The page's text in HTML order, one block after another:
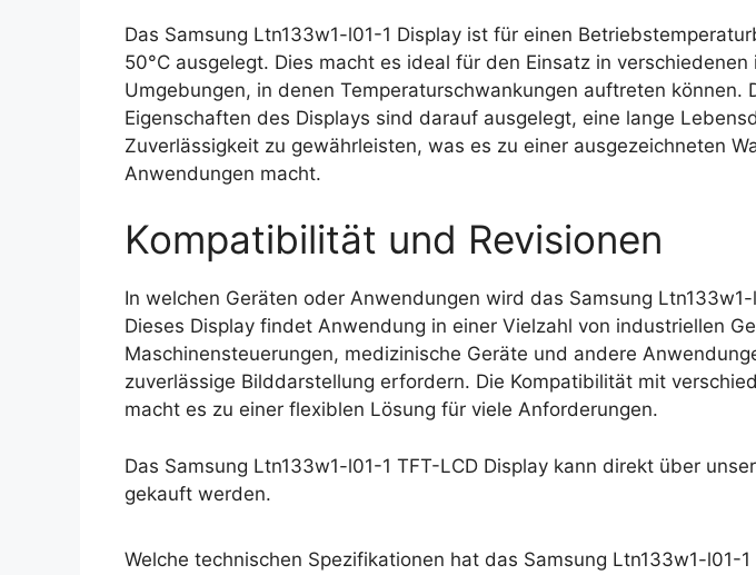
Das Samsung Ltn133w1-l01-1 Display ist für einen
50°C ausgelegt. Dies macht es ideal für den Einsatz in verschiedenen
Umgebungen, in denen Temperaturschwankungen auftreten können.
Eigenschaften des Displays sind darauf ausgelegt, eine lange
Zuverlässigkeit zu gewährleisten, was es zu einer ausgezeichneten
Anwendungen macht.
Kompatibilität und Revisionen
In welchen Geräten oder Anwendungen wird das Samsung
Dieses Display findet Anwendung in einer Vielzahl von industriellen
Maschinensteuerungen, medizinische Geräte und andere
zuverlässige Bilddarstellung erfordern. Die Kompatibilität mit
macht es zu einer flexiblen Lösung für viele Anforderungen.
Das Samsung Ltn133w1-l01-1 TFT-LCD Display kann direkt über
gekauft werden.
Welche technischen Spezifikationen hat das Samsung Ltn133w1-l01-1